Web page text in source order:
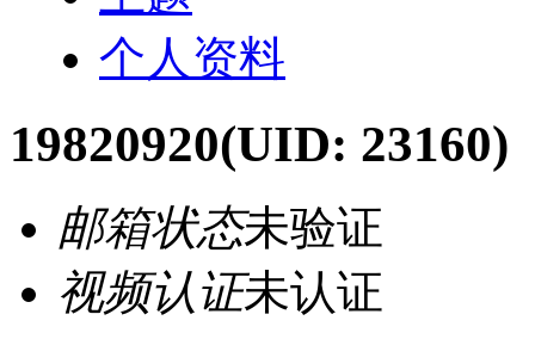
个人资料
19820920(UID: 23160)
邮箱状态未验证
视频认证未认证